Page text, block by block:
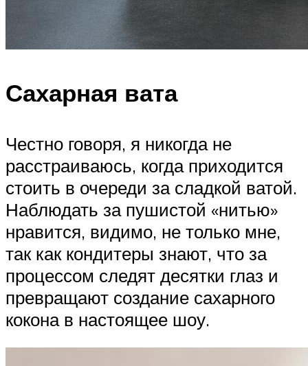
Сахарная вата
Честно говоря, я никогда не
расстраиваюсь, когда приходится
стоить в очереди за сладкой ватой.
Наблюдать за пушистой «нитью»
нравится, видимо, не только мне,
так как кондитеры знают, что за
процессом следят десятки глаз и
превращают создание сахарного
кокона в настоящее шоу.